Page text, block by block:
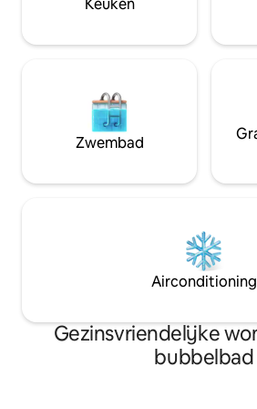
Keuken
Zwembad
Airconditioning
Gezinsvriendelijke
bubbelbad